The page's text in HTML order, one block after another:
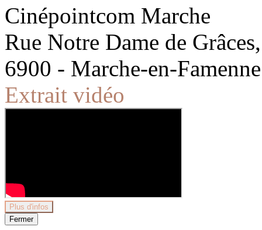
Cinépointcom Marche
Rue Notre Dame de
6900 - Marche-en-Famenne
Extrait vidéo
Plus d'infos
Fermer